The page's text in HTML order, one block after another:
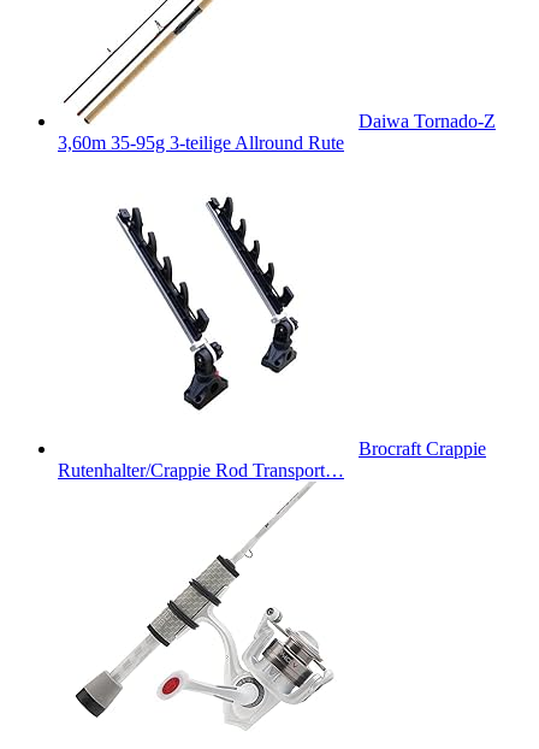
Daiwa Tornado-Z
3,60m 35-95g 3-teilige Allround Rute
Brocraft Crappie
Rutenhalter/Crappie Rod Transport…